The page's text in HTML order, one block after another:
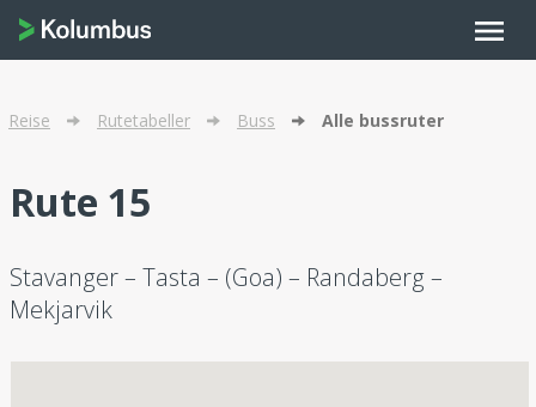
menu
Reise Rutetabeller Buss Alle bussruter
Rute 15
Stavanger – Tasta – (Goa) – Randaberg –
Mekjarvik